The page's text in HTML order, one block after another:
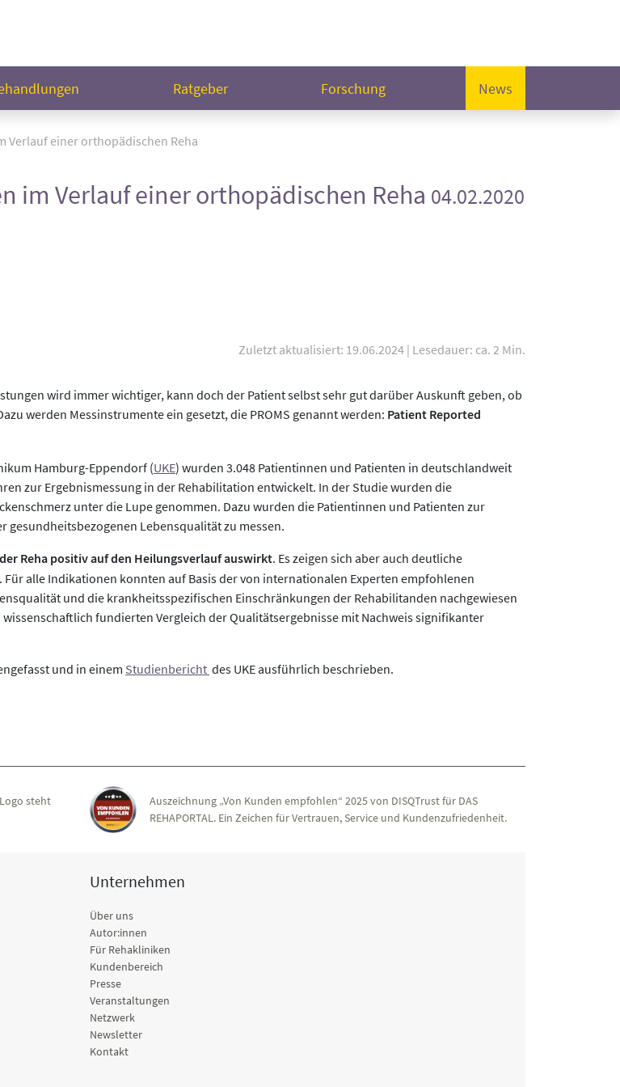
Ratgeber Forschung News
Verlauf einer orthopädischen Reha
im Verlauf einer orthopädischen Reha 04.02.2020
Zuletzt aktualisiert: 19.06.2024 | Lesedauer: ca. 2 Min.
wird immer wichtiger, kann doch der Patient selbst sehr gut darüber Auskunft geben, ob
werden Messinstrumente ein gesetzt, die PROMS genannt werden: Patient Reported
Hamburg-Eppendorf (UKE) wurden 3.048 Patientinnen und Patienten in deutschlandweit
zur Ergebnismessung in der Rehabilitation entwickelt. In der Studie wurden die
unter die Lupe genommen. Dazu wurden die Patientinnen und Patienten zur
Lebensqualität zu messen.
Reha positiv auf den Heilungsverlauf auswirkt. Es zeigen sich aber auch deutliche
alle Indikationen konnten auf Basis der von internationalen Experten empfohlenen
und die krankheitsspezifischen Einschränkungen der Rehabilitanden nachgewiesen
fundierten Vergleich der Qualitätsergebnisse mit Nachweis signifikanter
und in einem Studienbericht des UKE ausführlich beschrieben.
steht
Auszeichnung „Von Kunden empfohlen“ 2025 von DISQTrust für DAS
REHAPORTAL. Ein Zeichen für Vertrauen, Service und Kundenzufriedenheit.
Unternehmen
Über uns
Autor:innen
Für Rehakliniken
Kundenbereich
Presse
Veranstaltungen
Netzwerk
Newsletter
Kontakt